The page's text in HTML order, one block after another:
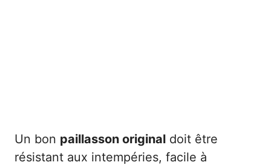
Un bon paillasson original doit être
résistant aux intempéries, facile à